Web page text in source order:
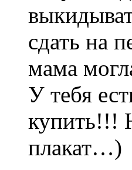
сдать на
мама
У тебя
купить!!!
плакат…)